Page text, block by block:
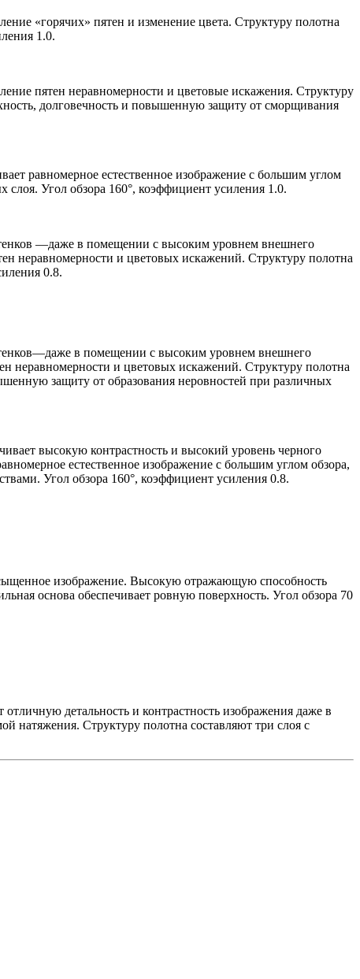
«горячих» пятен и изменение цвета. Структуру полотна
1.0.
пятен неравномерности и цветовые искажения. Структуру
долговечность и повышенную защиту от сморщивания
равномерное естественное изображение с большим углом
слоя. Угол обзора 160°, коэффициент усиления 1.0.
—даже в помещении с высоким уровнем внешнего
неравномерности и цветовых искажений. Структуру полотна
0.8.
в помещении с высоким уровнем внешнего
неравномерности и цветовых искажений. Структуру полотна
защиту от образования неровностей при различных
высокую контрастность и высокий уровень черного
естественное изображение с большим углом обзора,
Угол обзора 160°, коэффициент усиления 0.8.
изображение. Высокую отражающую способность
основа обеспечивает ровную поверхность. Угол обзора 70
детальность и контрастность изображения даже в
натяжения. Структуру полотна составляют три слоя с